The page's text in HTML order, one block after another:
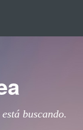
buscando.